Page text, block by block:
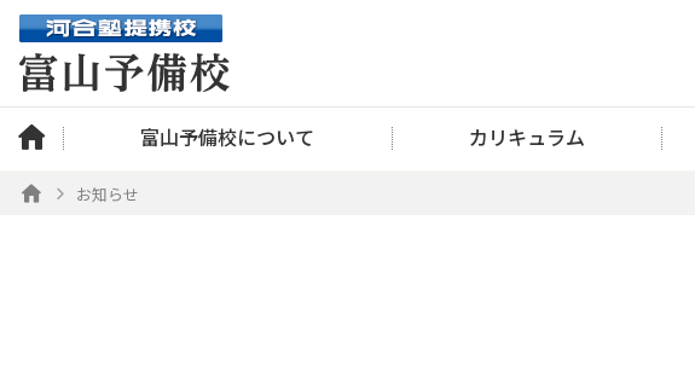
富山予備校について カリキュラム
お知らせ